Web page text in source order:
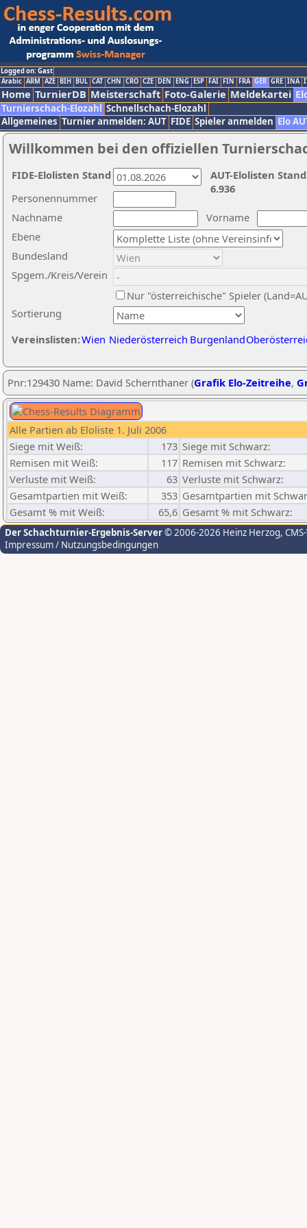
Logged on: Gast
Arabic ARM AZE BIH BUL CAT CHN CRO CZE DEN ENG ESP FAI FIN FRA GER GRE INA
Home TurnierDB Meisterschaft Foto-Galerie Meldekartei
Turnierschach-Elozahl Schnellschach-Elozahl
Allgemeines Turnier anmelden: AUT FIDE Spieler anmelden Elo
Willkommen bei den offiziellen
Nachname
Vorname
Ebene
Sortierung
Personennummer
Bundesland
Spgem./Kreis/Verein
Nur "österreichische" Spieler
Vereinslisten:Wien Niederösterreich Burgenland
AUT-Elolisten
6.936
FIDE-Elolisten Stand
Pnr:129430 Name: David Schernthaner (Grafik Elo-Zeitreihe,
Alle Partien ab Eloliste 1. Juli 2006
Siege mit Weiß:
173 Siege mit Schwarz:
Remisen mit Weiß:
117 Remisen mit Schwarz:
Verluste mit Weiß:
63 Verluste mit Schwarz:
Gesamtpartien mit Weiß:
353 Gesamtpartien mit
Gesamt % mit Weiß:
65,6 Gesamt % mit Schwarz:
Der Schachturnier-Ergebnis-Server© 2006-2026 Heinz Herzog,
Impressum / Nutzungsbedingungen